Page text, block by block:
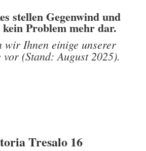
stellen Gegenwind und
kein Problem mehr dar.
wir Ihnen einige unserer
(Stand: August 2025).
Tresalo 16